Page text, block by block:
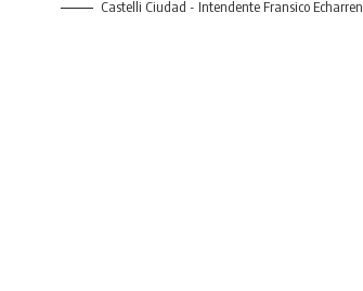
Castelli Ciudad - Intendente Fransico Echarren